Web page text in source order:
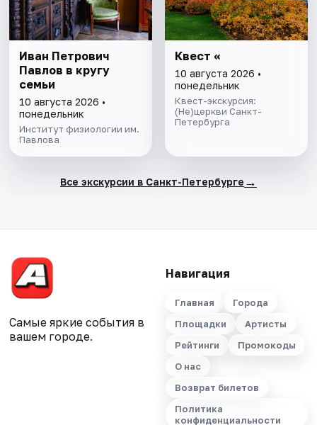
Иван Петрович
Павлов в кругу
семьи
10 августа 2026 •
понедельник
Институт физиологии им.
Павлова
Квест «
10 августа 2026 •
понедельник
Квест-экскурсия:
(Не)церкви Санкт-
Петербурга
Все экскурсии в Санкт-Петербурге →
Самые яркие события в
вашем городе.
Навигация
Главная
Города
Площадки
Артисты
Рейтинги
Промокоды
О нас
Возврат билетов
Политика
конфиденциальности